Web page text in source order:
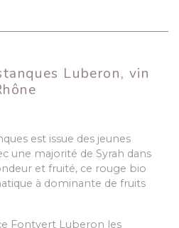
Luberon, vin
est issue des jeunes
une majorité de Syrah dans
et fruité, ce rouge bio
à dominante de fruits
Fontvert Luberon les